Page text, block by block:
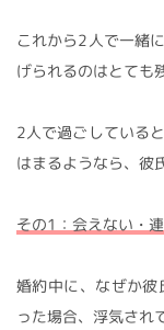
これから2人で一緒
げられるのはとても
2人で過ごしている
はまるようなら、彼
その1：会えない・
婚約中に、なぜか
った場合、浮気され